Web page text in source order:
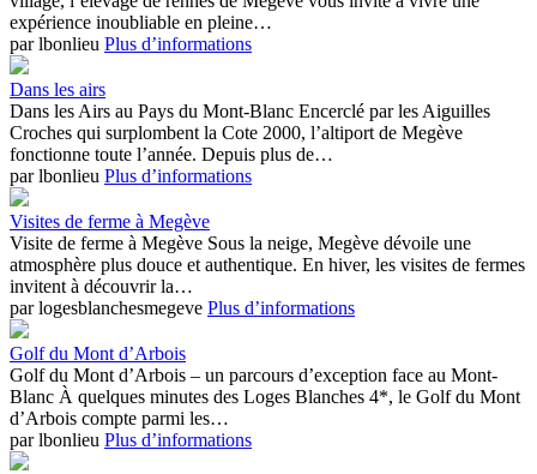
expérience inoubliable en pleine…
par lbonlieu Plus d’informations
Dans les airs
Dans les Airs au Pays du Mont-Blanc Encerclé par les Aiguilles
Croches qui surplombent la Cote 2000, l’altiport de Megève
fonctionne toute l’année. Depuis plus de…
par lbonlieu Plus d’informations
Visites de ferme à Megève
Visite de ferme à Megève Sous la neige, Megève dévoile une
atmosphère plus douce et authentique. En hiver, les visites de fermes
invitent à découvrir la…
par logesblanchesmegeve Plus d’informations
Golf du Mont d’Arbois
Golf du Mont d’Arbois – un parcours d’exception face au Mont-
Blanc À quelques minutes des Loges Blanches 4*, le Golf du Mont
d’Arbois compte parmi les…
par lbonlieu Plus d’informations